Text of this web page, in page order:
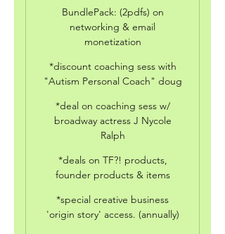
BundlePack: (2pdfs) on
networking & email
monetization
*discount coaching sess with
"Autism Personal Coach" doug
*deal on coaching sess w/
broadway actress J Nycole
Ralph
*deals on TF?! products,
founder products & items
*special creative business
'origin story' access. (annually)